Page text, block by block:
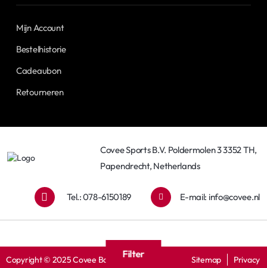
Mijn Account
Bestelhistorie
Cadeaubon
Retourneren
Covee Sports B.V. Poldermolen 3 3352 TH,
Papendrecht, Netherlands
Tel.: 078-6150189 E-mail: info@covee.nl
Copyright © 2025 Covee Baseball Sitemap Privacy
Filter